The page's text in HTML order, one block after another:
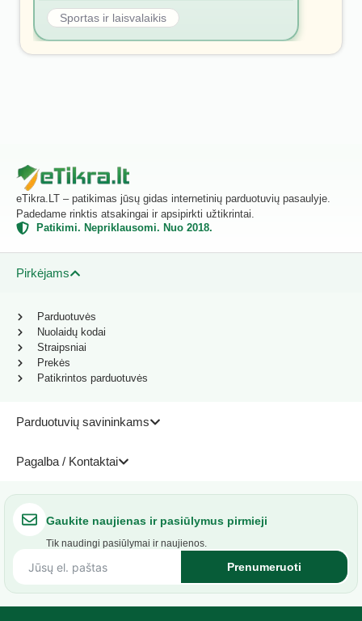
Sportas ir laisvalaikis
eTikra.LT – patikimas jūsų gidas internetinių parduotuvių pasaulyje.
Padedame rinktis atsakingai ir apsipirkti užtikrintai.
Patikimi. Nepriklausomi. Nuo 2018.
Pirkėjams
Parduotuvių savininkams
Pagalba / Kontaktai
Parduotuvės
Nuolaidų kodai
Straipsniai
Prekės
Patikrintos parduotuvės
Gaukite naujienas ir pasiūlymus pirmieji
Tik naudingi pasiūlymai ir naujienos.
Prenumeruoti